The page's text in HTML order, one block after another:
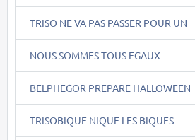
TRISO NE VA PAS PASSER POUR UN
NOUS SOMMES TOUS EGAUX
BELPHEGOR PREPARE HALLOWEEN
TRISOBIQUE NIQUE LES BIQUES